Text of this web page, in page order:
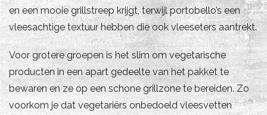
en een mooie grillstreep krijgt, terwijl portobello’s een
vleesachtige textuur hebben die ook vleeseters aantrekt.
Voor grotere groepen is het slim om vegetarische
producten in een apart gedeelte van het pakket te
bewaren en ze op een schone grillzone te bereiden. Zo
voorkom je dat vegetariërs onbedoeld vleesvetten